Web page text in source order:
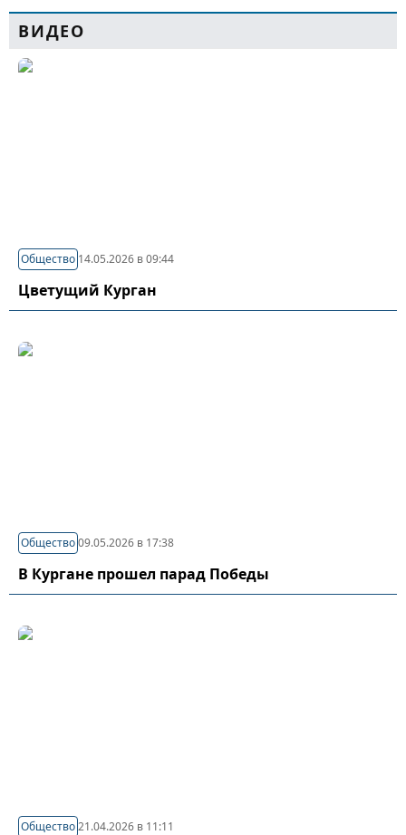
ВИДЕО
Общество 14.05.2026 в 09:44
Цветущий Курган
Общество09.05.2026 в 17:38
В Кургане прошел парад Победы
Общество21.04.2026 в 11:11